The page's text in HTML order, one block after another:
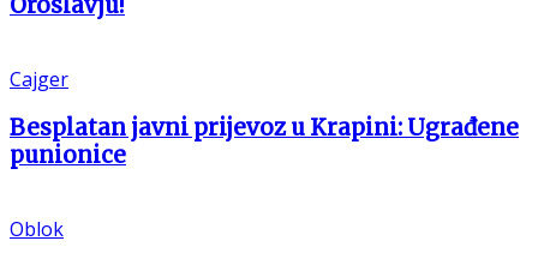
Cajger
Besplatan javni prijevoz u Krapini: Ugrađene
punionice
Oblok